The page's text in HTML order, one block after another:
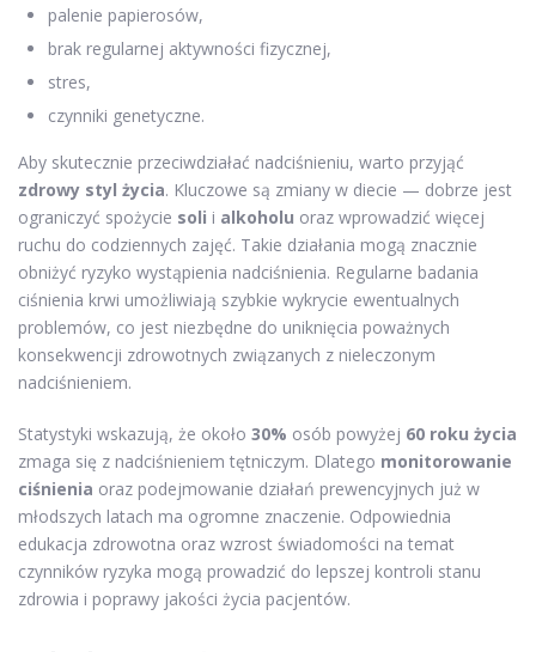
palenie papierosów,
brak regularnej aktywności fizycznej,
stres,
czynniki genetyczne.
Aby skutecznie przeciwdziałać nadciśnieniu, warto przyjąć
zdrowy styl życia. Kluczowe są zmiany w diecie — dobrze jest
ograniczyć spożycie soli i alkoholu oraz wprowadzić więcej
ruchu do codziennych zajęć. Takie działania mogą znacznie
obniżyć ryzyko wystąpienia nadciśnienia. Regularne badania
ciśnienia krwi umożliwiają szybkie wykrycie ewentualnych
problemów, co jest niezbędne do uniknięcia poważnych
konsekwencji zdrowotnych związanych z nieleczonym
nadciśnieniem.
Statystyki wskazują, że około 30% osób powyżej 60 roku życia
zmaga się z nadciśnieniem tętniczym. Dlatego monitorowanie
ciśnienia oraz podejmowanie działań prewencyjnych już w
młodszych latach ma ogromne znaczenie. Odpowiednia
edukacja zdrowotna oraz wzrost świadomości na temat
czynników ryzyka mogą prowadzić do lepszej kontroli stanu
zdrowia i poprawy jakości życia pacjentów.